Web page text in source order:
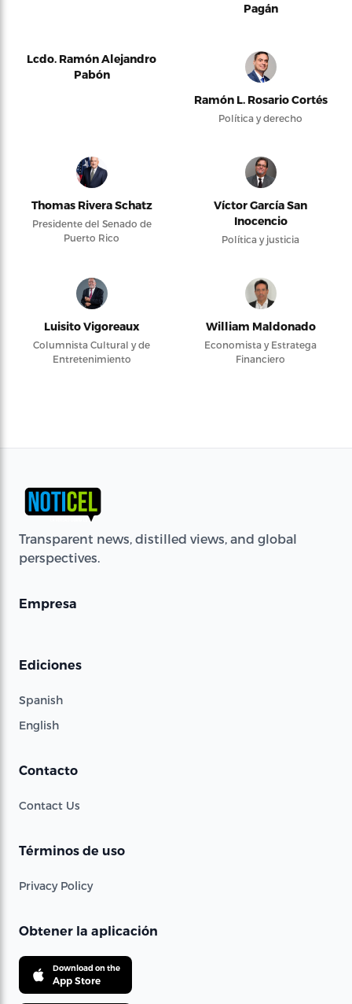
Pagán
Lcdo. Ramón Alejandro
Pabón
Ramón L. Rosario Cortés
Política y derecho
Thomas Rivera Schatz
Presidente del Senado de
Puerto Rico
Víctor García San
Inocencio
Política y justicia
Luisito Vigoreaux
Columnista Cultural y de
Entretenimiento
William Maldonado
Economista y Estratega
Financiero
Transparent news, distilled views, and global
perspectives.
Empresa
Ediciones
Spanish
English
Contacto
Contact Us
Términos de uso
Privacy Policy
Obtener la aplicación
Download on the
App Store